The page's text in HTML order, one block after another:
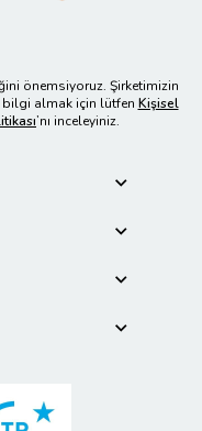
önemsiyoruz. Şirketimizin
bilgi almak için lütfen Kişisel
’nı inceleyiniz.